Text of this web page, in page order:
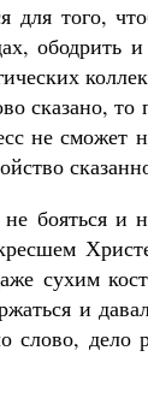
того,
ободрить
сказано,
не сможет
бояться
сухим
и
слово,